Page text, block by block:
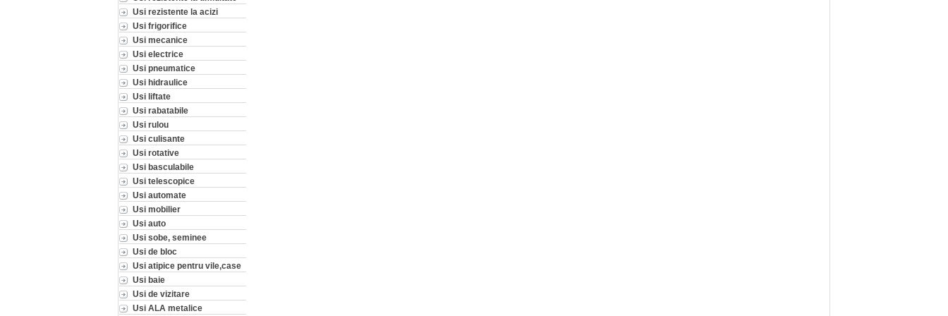
Usi rezistente la acizi
Usi frigorifice
Usi mecanice
Usi electrice
Usi pneumatice
Usi hidraulice
Usi liftate
Usi rabatabile
Usi rulou
Usi culisante
Usi rotative
Usi basculabile
Usi telescopice
Usi automate
Usi mobilier
Usi auto
Usi sobe, seminee
Usi de bloc
Usi atipice pentru vile,case
Usi baie
Usi de vizitare
Usi ALA metalice